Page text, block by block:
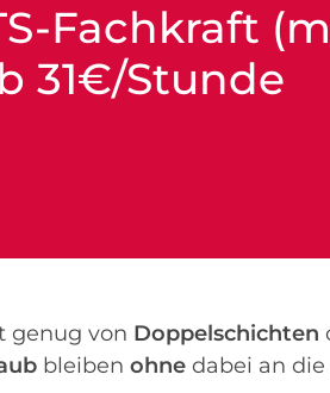
Fachkraft
31€/Stunde
genug von Doppelschichten
bleiben ohne dabei an die